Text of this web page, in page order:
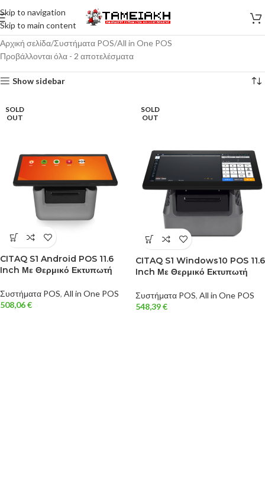
Skip to navigation
Skip to main content
Αρχική σελίδα Συστήματα POS All in One POS
Προβάλλονται όλα - 2 αποτελέσματα
Show sidebar
SOLD
OUT
CITAQ S1 Android POS 11.6
Inch Με Θερμικό Εκτυπωτή
Συστήματα POS, All in One POS
508,06€
SOLD
OUT
CITAQ S1 Windows10 POS 11.6
Inch Με Θερμικό Εκτυπωτή
Συστήματα POS, All in One POS
548,39€